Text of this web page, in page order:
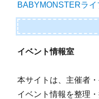
BABYMONSTERライ
イベント情報室
本サイトは、主催者
イベント情報を整理